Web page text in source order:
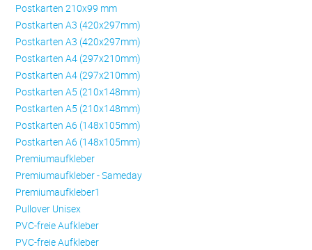
Postkarten 210x99 mm
Postkarten A3 (420x297mm)
Postkarten A3 (420x297mm)
Postkarten A4 (297x210mm)
Postkarten A4 (297x210mm)
Postkarten A5 (210x148mm)
Postkarten A5 (210x148mm)
Postkarten A6 (148x105mm)
Postkarten A6 (148x105mm)
Premiumaufkleber
Premiumaufkleber - Sameday
Premiumaufkleber1
Pullover Unisex
PVC-freie Aufkleber
PVC-freie Aufkleber